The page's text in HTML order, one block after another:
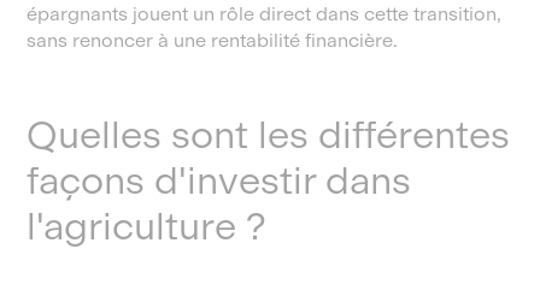
épargnants jouent un rôle direct dans cette transition,
sans renoncer à une rentabilité financière.
Quelles sont les différentes
façons d'investir dans
l'agriculture ?